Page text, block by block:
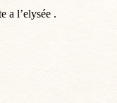
a l’elysée .